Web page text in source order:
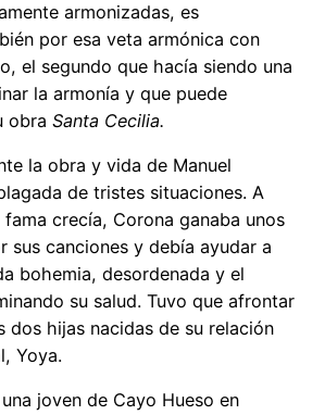
armonizadas, es
por esa veta armónica con
el segundo que hacía siendo una
la armonía y que puede
obra Santa Cecilia.
la obra y vida de Manuel
de tristes situaciones. A
fama crecía, Corona ganaba unos
sus canciones y debía ayudar a
bohemia, desordenada y el
su salud. Tuvo que afrontar
dos hijas nacidas de su relación
Yoya.
joven de Cayo Hueso en